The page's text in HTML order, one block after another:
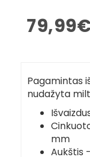
Pagamintas
nudažyta
mm
Aukštis